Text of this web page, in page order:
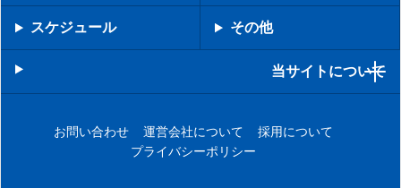
スケジュール その他
当サイトについて
お問い合わせ 運営会社について
採用について
プライバシーポリシー